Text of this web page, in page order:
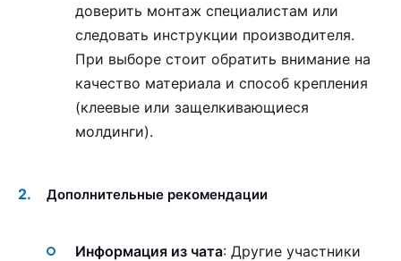
доверить монтаж специалистам или
следовать инструкции производителя.
При выборе стоит обратить внимание на
качество материала и способ крепления
(клеевые или защелкивающиеся
молдинги).
Дополнительные рекомендации
Информация из чата: Другие участники